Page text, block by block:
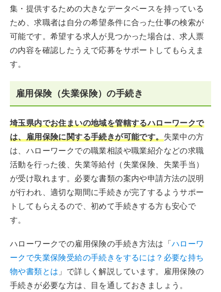
集・提供するための大きなデータベースを持っている
ため、求職者は自分の希望条件に合った仕事の検索が
可能です。希望する求人が見つかった場合は、求人票
の内容を確認したうえで応募をサポートしてもらえま
す。
雇用保険（失業保険）の手続き
埼玉県内でお住まいの地域を管轄するハローワークで
は、雇用保険に関する手続きが可能です。失業中の方
は、ハローワークでの職業相談や職業紹介などの求職
活動を行った後、失業等給付（失業保険、失業手当）
が受け取れます。必要な書類の案内や申請方法の説明
が行われ、適切な期間に手続きが完了するようサポー
トしてもらえるので、初めて手続きする方も安心で
す。
ハローワークでの雇用保険の手続き方法は「ハローワ
ークで失業保険受給の手続きをするには？必要な持ち
物や書類とは 」で詳しく解説しています。雇用保険の
手続きが必要な方は、目を通しておきましょう。